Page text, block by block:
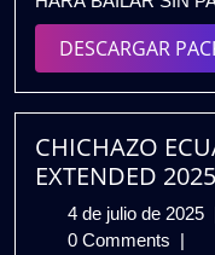
DESCARGAR
CHICHAZO
EXTENDED
4 de julio de 2025
0 Comments |